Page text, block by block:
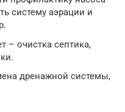
систему аэрации и
– очистка септика,
дренажной системы,